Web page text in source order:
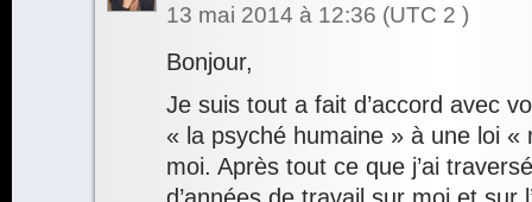
13 mai 2014 à 12:36 (UTC 2 )
Bonjour,
Je suis tout a fait d’accord avec
« la psyché humaine » à une loi «
moi. Après tout ce que j’ai